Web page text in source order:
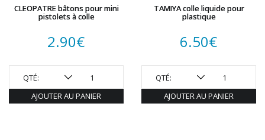
ROCO
ROTOMAGUS
TORTOISE
TRAINS OUEST
Trains-O-Matic
CLEOPATRE bâtons pour mini
pistolets à colle
2.90€
QTÉ:
AJOUTER AU PANIER
TAMIYA colle liquide pour
plastique
6.50€
QTÉ:
AJOUTER AU PANIER